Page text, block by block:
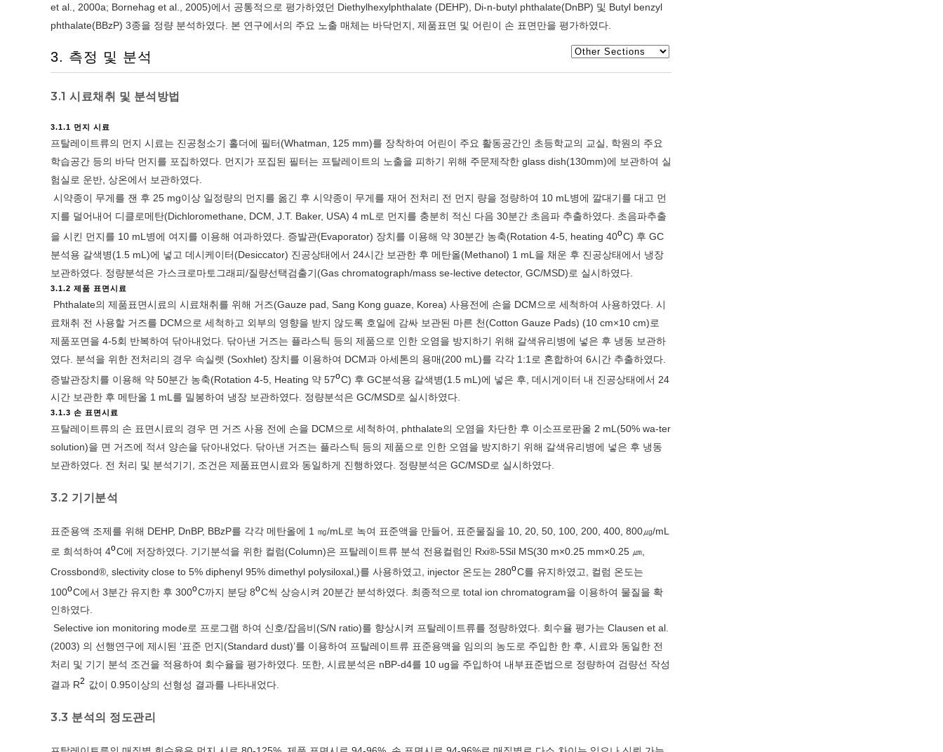
et al., 2000a; Bornehag et al., 2005)에서 공통적으로 평가하였던 Diethylhexylphthalate (DEHP), Di-n-butyl phthalate(DnBP) 및 Butyl benzyl
phthalate(BBzP) 3종을 정량 분석하였다. 본 연구에서의 주요 노출 매체는 바닥먼지, 제품표면 및 어린이 손 표면만을 평가하였다.
3. 측정 및 분석
3.1 시료채취 및 분석방법
3.1.1 먼지 시료
프탈레이트류의 먼지 시료는 진공청소기 홀더에 필터(Whatman, 125 mm)를 장착하여 어린이 주요 활동공간인 초등학교의 교실, 학원의 주요
학습공간 등의 바닥 먼지를 포집하였다. 먼지가 포집된 필터는 프탈레이트의 노출을 피하기 위해 주문제작한 glass dish(130mm)에 보관하여 실
험실로 운반, 상온에서 보관하였다.
시약종이 무게를 잰 후 25 mg이상 일정량의 먼지를 옮긴 후 시약종이 무게를 재어 전처리 전 먼지 량을 정량하여 10 mL병에 깔대기를 대고 먼
지를 덜어내어 디클로메탄(Dichloromethane, DCM, J.T. Baker, USA) 4 mL로 먼지를 충분히 적신 다음 30분간 초음파 추출하였다. 초음파추출
을 시킨 먼지를 10 mL병에 여지를 이용해 여과하였다. 증발관(Evaporator) 장치를 이용해 약 30분간 농축(Rotation 4-5, heating 40oC) 후 GC
분석용 갈색병(1.5 mL)에 넣고 데시케이터(Desiccator) 진공상태에서 24시간 보관한 후 메탄올(Methanol) 1 mL을 채운 후 진공상태에서 냉장
보관하였다. 정량분석은 가스크로마토그래피/질량선택검출기(Gas chromatograph/mass se-lective detector, GC/MSD)로 실시하였다.
3.1.2 제품 표면시료
Phthalate의 제품표면시료의 시료채취를 위해 거즈(Gauze pad, Sang Kong guaze, Korea) 사용전에 손을 DCM으로 세척하여 사용하였다. 시
료채취 전 사용할 거즈를 DCM으로 세척하고 외부의 영향을 받지 않도록 호일에 감싸 보관된 마른 천(Cotton Gauze Pads) (10 cm×10 cm)로
제품포면을 4-5회 반복하여 닦아내었다. 닦아낸 거즈는 플라스틱 등의 제품으로 인한 오염을 방지하기 위해 갈색유리병에 넣은 후 냉동 보관하
였다. 분석을 위한 전처리의 경우 속실렛 (Soxhlet) 장치를 이용하여 DCM과 아세톤의 용매(200 mL)를 각각 1:1로 혼합하여 6시간 추출하였다.
증발관장치를 이용해 약 50분간 농축(Rotation 4-5, Heating 약 57oC) 후 GC분석용 갈색병(1.5 mL)에 넣은 후, 데시게이터 내 진공상태에서 24
시간 보관한 후 메탄올 1 mL를 밀봉하여 냉장 보관하였다. 정량분석은 GC/MSD로 실시하였다.
3.1.3 손 표면시료
프탈레이트류의 손 표면시료의 경우 면 거즈 사용 전에 손을 DCM으로 세척하여, phthalate의 오염을 차단한 후 이소프로판올 2 mL(50% wa-ter
solution)을 면 거즈에 적셔 양손을 닦아내었다. 닦아낸 거즈는 플라스틱 등의 제품으로 인한 오염을 방지하기 위해 갈색유리병에 넣은 후 냉동
보관하였다. 전 처리 및 분석기기, 조건은 제품표면시료와 동일하게 진행하였다. 정량분석은 GC/MSD로 실시하였다.
3.2 기기분석
표준용액 조제를 위해 DEHP, DnBP, BBzP를 각각 메탄올에 1 ㎎/mL로 녹여 표준액을 만들어, 표준물질을 10, 20, 50, 100, 200, 400, 800㎍/mL
로 희석하여 4oC에 저장하였다. 기기분석을 위한 컬럼(Column)은 프탈레이트류 분석 전용컬럼인 Rxi®-5Sil MS(30 m×0.25 mm×0.25 ㎛,
Crossbond®, slectivity close to 5% diphenyl 95% dimethyl polysiloxal,)를 사용하였고, injector 온도는 280oC를 유지하였고, 컬럼 온도는
100oC에서 3분간 유지한 후 300oC까지 분당 8oC씩 상승시켜 20분간 분석하였다. 최종적으로 total ion chromatogram을 이용하여 물질을 확
인하였다.
Selective ion monitoring mode로 프로그램 하여 신호/잡음비(S/N ratio)를 향상시켜 프탈레이트류를 정량하였다. 회수율 평가는 Clausen et al.
(2003) 의 선행연구에 제시된 ‘표준 먼지(Standard dust)’를 이용하여 프탈레이트류 표준용액을 임의의 농도로 주입한 한 후, 시료와 동일한 전
처리 및 기기 분석 조건을 적용하여 회수율을 평가하였다. 또한, 시료분석은 nBP-d4를 10 ug을 주입하여 내부표준법으로 정량하여 검량선 작성
결과 R2 값이 0.95이상의 선형성 결과를 나타내었다.
3.3 분석의 정도관리